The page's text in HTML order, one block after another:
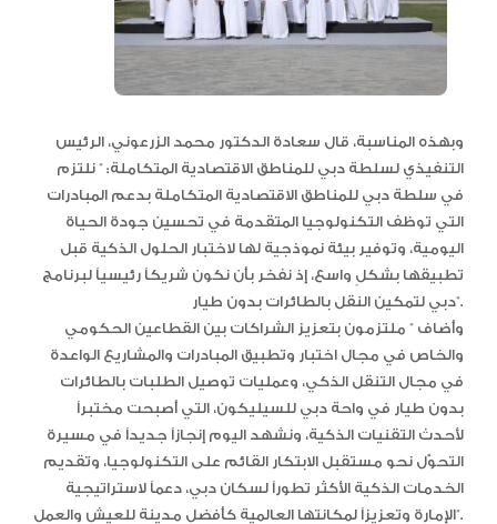
وبهذه المناسبة، قال سعادة الدكتور محمد الزرعوني، الرئيس
التنفيذي لسلطة دبي للمناطق الاقتصادية المتكاملة: ” نلتزم
في سلطة دبي للمناطق الاقتصادية المتكاملة بدعم المبادرات
التي توظف التكنولوجيا المتقدمة في تحسين جودة الحياة
اليومية، وتوفير بيئة نموذجية لها لاختبار الحلول الذكية قبل
تطبيقها بشكلٍ واسع، إذ نفخر بأن نكون شريكاً رئيسياً لبرنامج
دبي لتمكين النقل بالطائرات بدون طيار”.
وأضاف ” ملتزمون بتعزيز الشراكات بين القطاعين الحكومي
والخاص في مجال اختبار وتطبيق المبادرات والمشاريع الواعدة
في مجال التنقل الذكي، وعمليات توصيل الطلبات بالطائرات
بدون طيار في واحة دبي للسيليكون، التي أصبحت مختبراً
لأحدث التقنيات الذكية، ونشهد اليوم إنجازاً جديداً في مسيرة
التحوّل نحو مستقبل الابتكار القائم على التكنولوجيا، وتقديم
الخدمات الذكية الأكثر تطوراً لسكان دبي، دعماً لاستراتيجية
الإمارة وتعزيزاً لمكانتها العالمية كأفضل مدينة للعيش والعمل”.